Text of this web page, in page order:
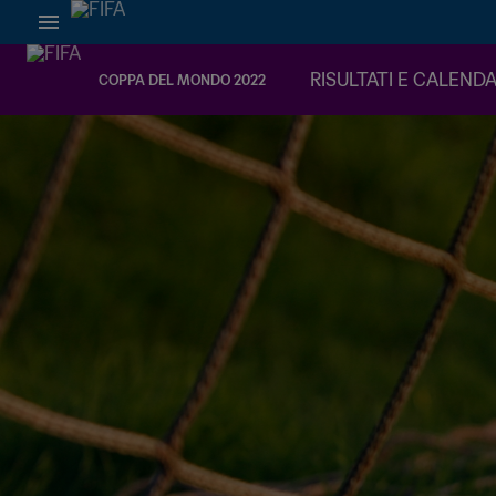
COPPA DEL MONDO 2022 RISULTATI E